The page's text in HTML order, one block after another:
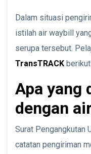
Dalam situasi
istilah air waybill
serupa tersebut.
TransTRACK
Apa yang
dengan
Surat Pengangkutan
catatan pengiriman